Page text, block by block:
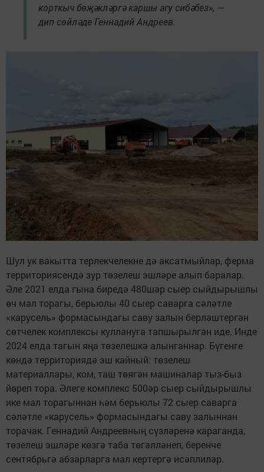
корткыч бөҗәкләргә каршы агу сибәбез», —
дип сөйләде Геннадий Андреев.
Шул ук вакытта терлекчелекне дә аксатмыйлар, ферма
территориясендә зур төзелеш эшләре алып баралар.
Әле 2021 елда гына биредә 480шәр сыер сыйдырышлы
өч мал торагы, берьюлы 40 сыер саварга сәләтле
«карусель» формасындагы саву залын берләштергән
сөтчелек комплексы куллануга тапшырылган иде. Инде
2024 елда тагын яңа төзелешкә алынганнар. Бүгенге
көндә территориядә эш кайный: төзелеш
материаллары, ком, таш төягән машиналар тыз-быз
йөреп тора. Әлеге комплекс 500әр сыер сыйдырышлы
ике мал торагыннан һәм берьюлы 72 сыер саварга
сәләтле «карусель» формасындагы саву залыннан
торачак. Геннадий Андреевның сүзләренә караганда,
төзелеш эшләре көзгә таба төгәлләнеп, беренче
сентябрьгә абзарларга мал кертергә исәплиләр.